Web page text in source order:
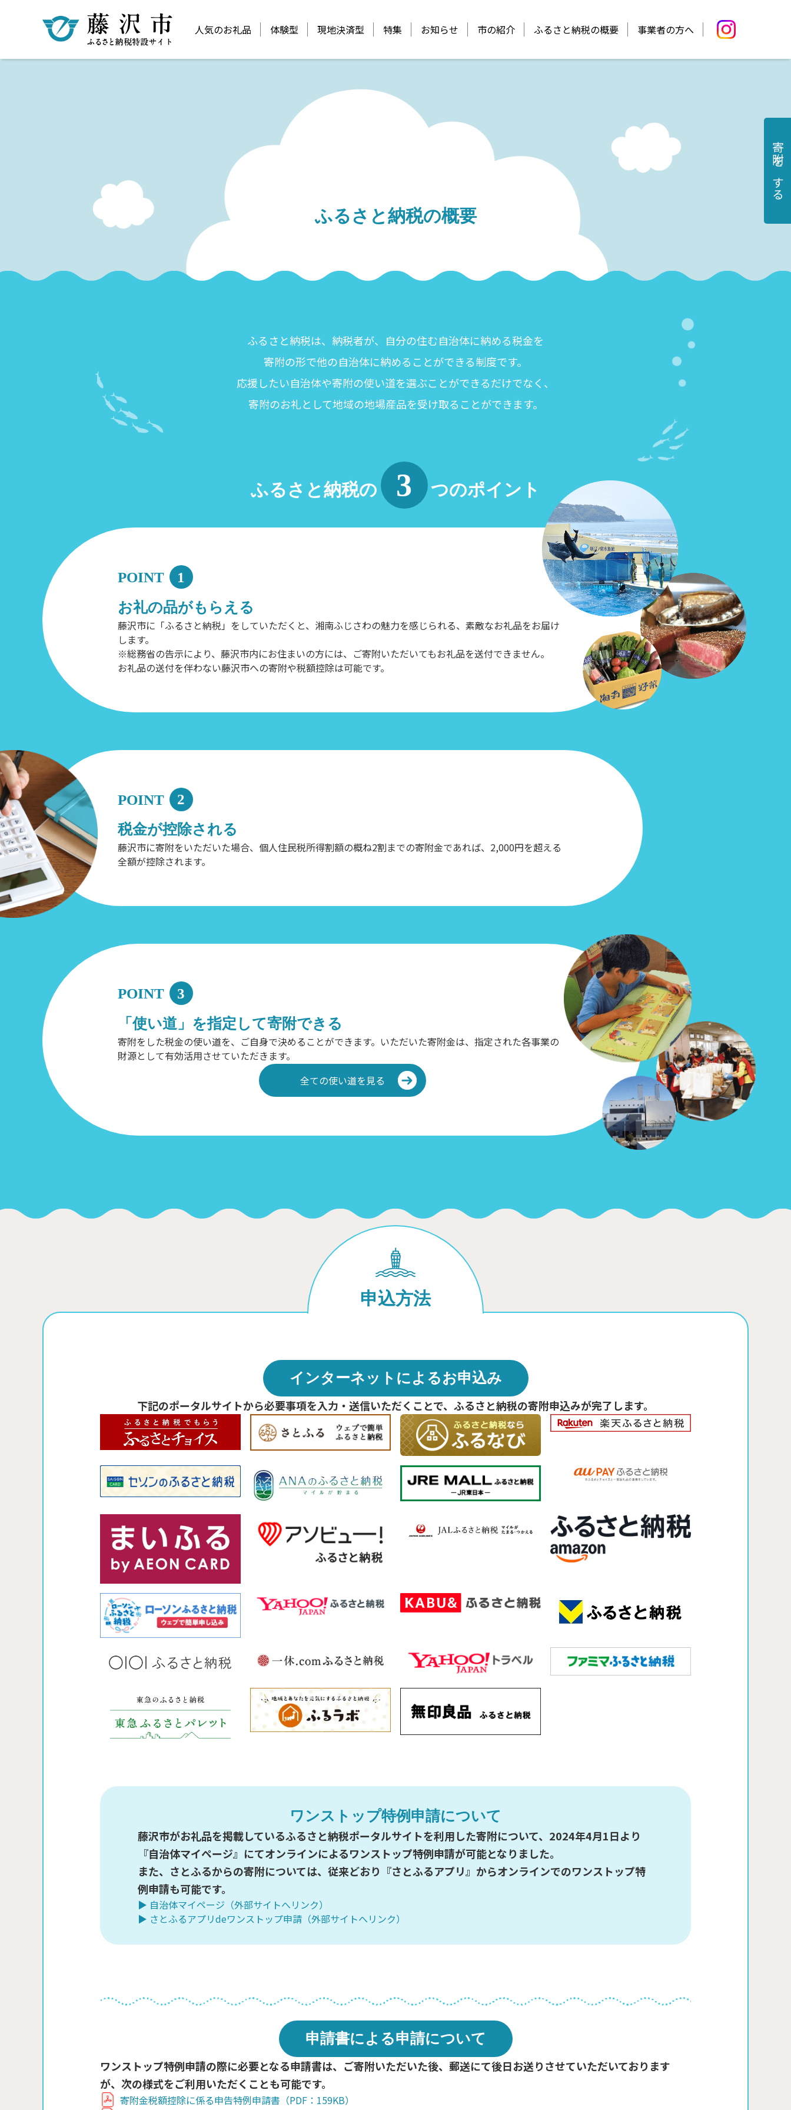
人気のお礼品 体験型 現地決済型 特集 お知らせ 市の紹介 ふるさと納税の概要 事業者の方へ
ふるさと納税の概要
ふるさと納税は、納税者が、自分の住む自治体に納める税金を
寄附の形で他の自治体に納めることができる制度です。
応援したい自治体や寄附の使い道を選ぶことができるだけでなく、
寄附のお礼として地域の地場産品を受け取ることができます。
ふるさと納税の 3 つのポイント
POINT
1
お礼の品がもらえる
藤沢市に「ふるさと納税」をしていただくと、湘南ふじさわの魅力を感じられる、素敵なお礼品をお届け
します。
※総務省の告示により、藤沢市内にお住まいの方には、ご寄附いただいてもお礼品を送付できません。
お礼品の送付を伴わない藤沢市への寄附や税額控除は可能です。
POINT
2
税金が控除される
藤沢市に寄附をいただいた場合、個人住民税所得割額の概ね2割までの寄附金であれば、2,000円を超える
全額が控除されます。
POINT
3
「使い道」を指定して寄附できる
寄附をした税金の使い道を、ご自身で決めることができます。いただいた寄附金は、指定された各事業の
財源として有効活用させていただきます。
全ての使い道を見る
申込方法
インターネットによるお申込み
下記のポータルサイトから必要事項を入力・送信いただくことで、ふるさと納税の寄附申込みが完了します。
ワンストップ特例申請について
藤沢市がお礼品を掲載しているふるさと納税ポータルサイトを利用した寄附について、2024年4月1日より
『自治体マイページ』にてオンラインによるワンストップ特例申請が可能となりました。
また、さとふるからの寄附については、従来どおり『さとふるアプリ』からオンラインでのワンストップ特
例申請も可能です。
▶ 自治体マイページ（外部サイトへリンク）
▶ さとふるアプリdeワンストップ申請（外部サイトへリンク）
申請書による申請について
ワンストップ特例申請の際に必要となる申請書は、ご寄附いただいた後、郵送にて後日お送りさせていただいております
が、次の様式をご利用いただくことも可能です。
寄附金税額控除に係る申告特例申請書（PDF：159KB）
寄附をする